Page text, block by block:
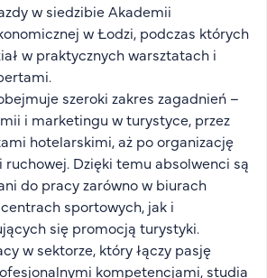
w siedzibie Akademii
w Łodzi, podczas których
w praktycznych warsztatach i
szeroki zakres zagadnień –
i marketingu w turystyce, przez
hotelarskimi, aż po organizację
Dzięki temu absolwenci są
do pracy zarówno w biurach
sportowych, jak i
się promocją turystyki.
w sektorze, który łączy pasję
kompetencjami, studia